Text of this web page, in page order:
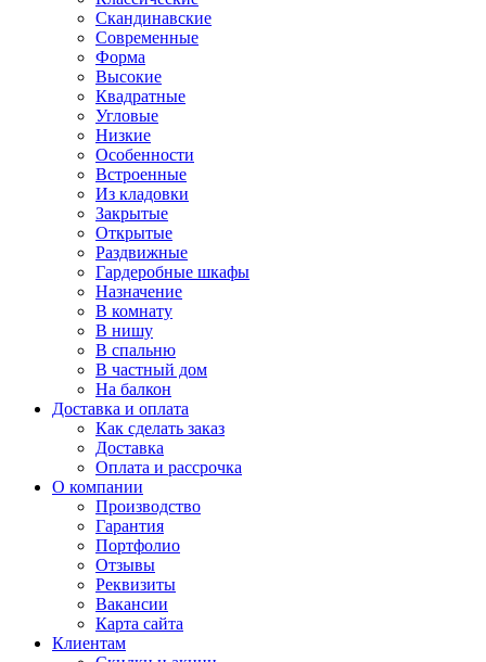
Скандинавские
Современные
Форма
Высокие
Квадратные
Угловые
Низкие
Особенности
Встроенные
Из кладовки
Закрытые
Открытые
Раздвижные
Гардеробные шкафы
Назначение
В комнату
В нишу
В спальню
В частный дом
На балкон
Доставка и оплата
Как сделать заказ
Доставка
Оплата и рассрочка
О компании
Производство
Гарантия
Портфолио
Отзывы
Реквизиты
Вакансии
Карта сайта
Клиентам